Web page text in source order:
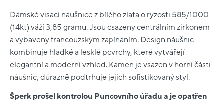
Dámské visací náušnice z bílého zlata o ryzosti 585/1000
(14kt) váží 3,85 gramu. Jsou osazeny centrálním zirkonem
a vybaveny francouzským zapínáním. Design náušnic
kombinuje hladké a lesklé povrchy, které vytvářejí
elegantní a moderní vzhled. Kámen je vsazen v horní části
náušnic, důrazně podtrhuje jejich sofistikovaný styl.
Šperk prošel kontrolou Puncovního úřadu a je opatřen